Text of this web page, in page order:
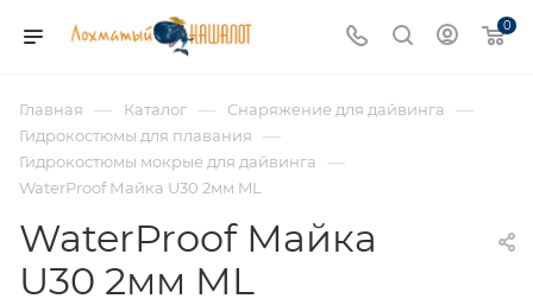
0
Главная — Каталог — Снаряжение для дайвинга —
Гидрокостюмы для плавания —
Гидрокостюмы мокрые для дайвинга —
WaterProof Майка U30 2мм ML
WaterProof Майка
U30 2мм ML